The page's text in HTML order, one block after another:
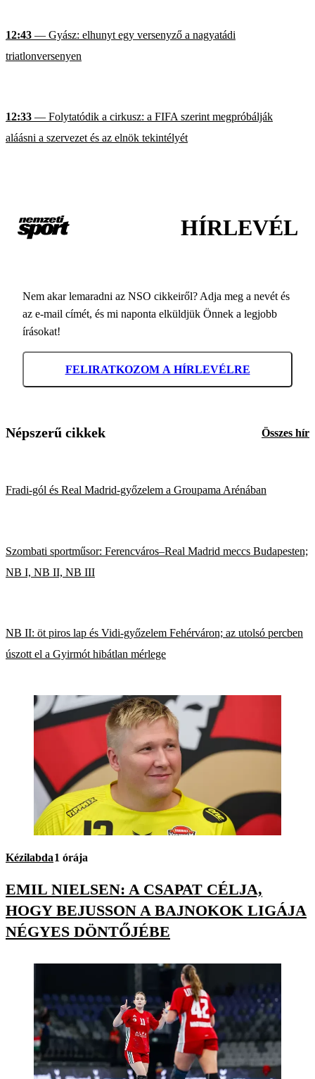
12:43 — Gyász: elhunyt egy versenyző a nagyatádi
triatlonversenyen
12:33 — Folytatódik a cirkusz: a FIFA szerint megpróbálják
aláásni a szervezet és az elnök tekintélyét
HÍRLEVÉL
Nem akar lemaradni az NSO cikkeiről? Adja meg a nevét és
az e-mail címét, és mi naponta elküldjük Önnek a legjobb
írásokat!
FELIRATKOZOM A HÍRLEVÉLRE
Népszerű cikkek Összes hír
Fradi-gól és Real Madrid-győzelem a Groupama Arénában
Szombati sportműsor: Ferencváros–Real Madrid meccs Budapesten;
NB I, NB II, NB III
NB II: öt piros lap és Vidi-győzelem Fehérváron; az utolsó percben
úszott el a Gyirmót hibátlan mérlege
Kézilabda1 órája
EMIL NIELSEN: A CSAPAT CÉLJA,
HOGY BEJUSSON A BAJNOKOK LIGÁJA
NÉGYES DÖNTŐJÉBE